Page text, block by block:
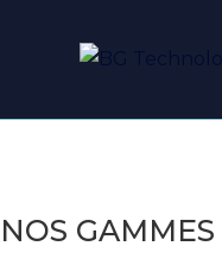
NOS